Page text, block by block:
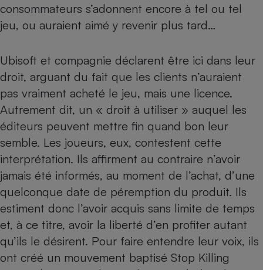
consommateurs s’adonnent encore à tel ou tel
jeu, ou auraient aimé y revenir plus tard…
Ubisoft et compagnie déclarent être ici dans leur
droit, arguant du fait que les clients n’auraient
pas vraiment acheté le jeu, mais une licence.
Autrement dit, un « droit à utiliser » auquel les
éditeurs peuvent mettre fin quand bon leur
semble. Les joueurs, eux, contestent cette
interprétation. Ils affirment au contraire n’avoir
jamais été informés, au moment de l’achat, d’une
quelconque date de péremption du produit. Ils
estiment donc l’avoir acquis sans limite de temps
et, à ce titre, avoir la liberté d’en profiter autant
qu’ils le désirent. Pour faire entendre leur voix, ils
ont créé un mouvement baptisé Stop Killing